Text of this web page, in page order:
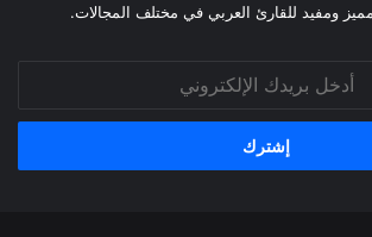
ومفيد للقارئ العربي في مختلف المجالات.